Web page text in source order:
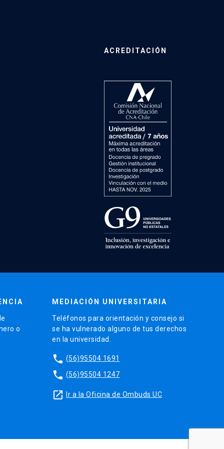
ACREDITACIÓN
o
MEDIACIÓN UNIVERSITARIA
Teléfonos para orientación y consejo si
se ha vulnerado alguno de tus derechos
en la universidad.
phone (56)95504 1691
phone (56)95504 1247
launch Ir a la Oficina de Ombuds UC